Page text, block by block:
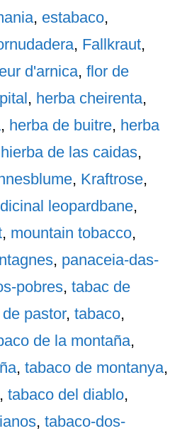
, estabaco,
, Fallkraut,
d'arnica,flor de
, herba cheirenta,
, herba de buitre, herba
hierba de las caidas,
, Kraftrose,
leopardbane,
, mountain tobacco,
, panaceia-das-
pobres,tabac de
pastor,tabaco,
de la montaña,
,tabaco de montanya,
,tabaco del diablo,
,tabaco-dos-